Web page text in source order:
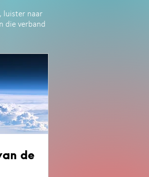
luister naar
die verband
de